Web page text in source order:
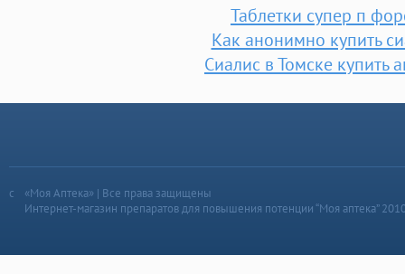
Таблетки супер п
Как анонимно купить
Сиалис в Томске купить
«Моя Аптека» | Все права защищены
Интернет-магазин препаратов для повышения потенции “Моя аптека”